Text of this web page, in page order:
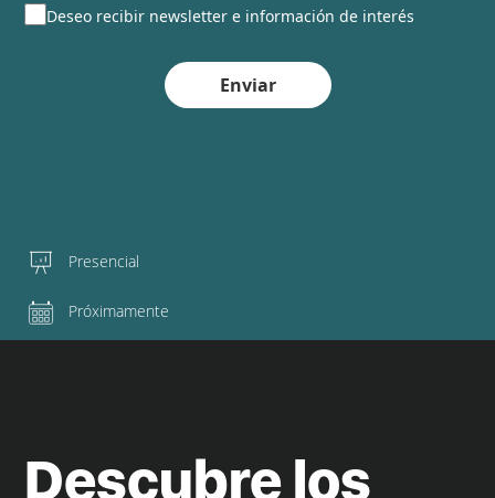
Deseo recibir newsletter e información de interés
Enviar
Presencial
Próximamente
Descubre los